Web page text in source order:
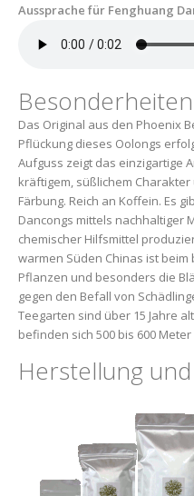
Aussprache für Fenghuang
Das Original aus den Phoenix
Pflückung dieses Oolongs
Aufguss zeigt das einzigartige
kräftigem, süßlichem
Färbung. Reich an Koffein. Es
Dancongs mittels nachhaltiger
chemischer Hilfsmittel
warmen Süden Chinas ist
Pflanzen und besonders die
gegen den Befall von
Teegarten sind über 15 Jahre
befinden sich 500 bis 600
Herstellung